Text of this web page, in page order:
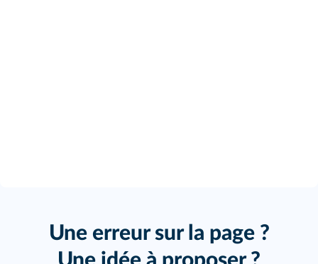
Une erreur sur la page ?